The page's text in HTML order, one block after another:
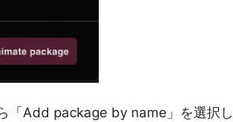
「Add package by name」を選択